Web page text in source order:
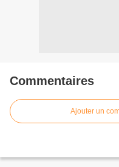
Commentaires
Ajouter un